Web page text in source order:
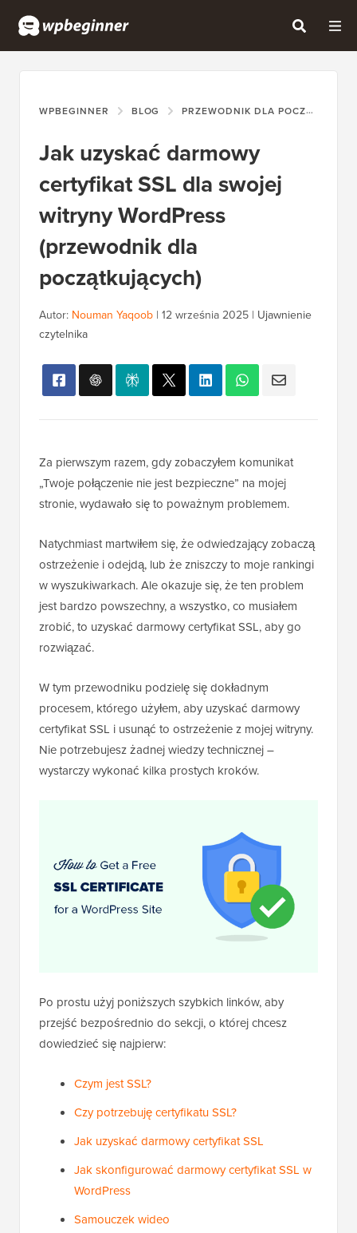
WPBEGINNER BLOG PRZEWODNIK DLA POCZĄTKUJĄCYCH
Jak uzyskać darmowy
certyfikat SSL dla swojej
witryny WordPress
(przewodnik dla
początkujących)
Autor: Nouman Yaqoob | 12 września 2025 | Ujawnienie
czytelnika
Za pierwszym razem, gdy zobaczyłem komunikat
„Twoje połączenie nie jest bezpieczne” na mojej
stronie, wydawało się to poważnym problemem.
Natychmiast martwiłem się, że odwiedzający zobaczą
ostrzeżenie i odejdą, lub że zniszczy to moje rankingi
w wyszukiwarkach. Ale okazuje się, że ten problem
jest bardzo powszechny, a wszystko, co musiałem
zrobić, to uzyskać darmowy certyfikat SSL, aby go
rozwiązać.
W tym przewodniku podzielę się dokładnym
procesem, którego użyłem, aby uzyskać darmowy
certyfikat SSL i usunąć to ostrzeżenie z mojej witryny.
Nie potrzebujesz żadnej wiedzy technicznej –
wystarczy wykonać kilka prostych kroków.
Po prostu użyj poniższych szybkich linków, aby
przejść bezpośrednio do sekcji, o której chcesz
dowiedzieć się najpierw:
Czym jest SSL?
Czy potrzebuję certyfikatu SSL?
Jak uzyskać darmowy certyfikat SSL
Jak skonfigurować darmowy certyfikat SSL w
WordPress
Samouczek wideo